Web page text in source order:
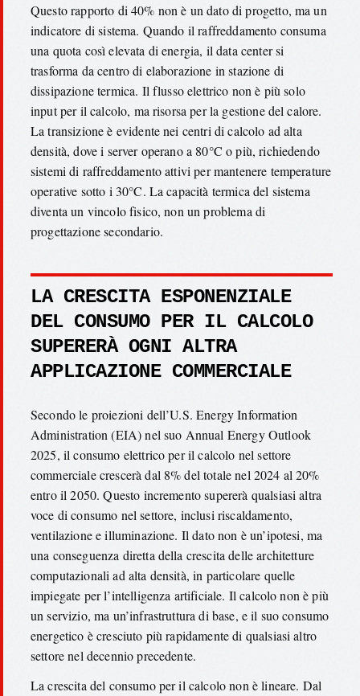
Questo rapporto di 40% non è un dato di progetto, ma un
indicatore di sistema. Quando il raffreddamento consuma
una quota così elevata di energia, il data center si
trasforma da centro di elaborazione in stazione di
dissipazione termica. Il flusso elettrico non è più solo
input per il calcolo, ma risorsa per la gestione del calore.
La transizione è evidente nei centri di calcolo ad alta
densità, dove i server operano a 80°C o più, richiedendo
sistemi di raffreddamento attivi per mantenere temperature
operative sotto i 30°C. La capacità termica del sistema
diventa un vincolo fisico, non un problema di
progettazione secondario.
LA CRESCITA ESPONENZIALE
DEL CONSUMO PER IL CALCOLO
SUPERERÀ OGNI ALTRA
APPLICAZIONE COMMERCIALE
Secondo le proiezioni dell’U.S. Energy Information
Administration (EIA) nel suo Annual Energy Outlook
2025, il consumo elettrico per il calcolo nel settore
commerciale crescerà dal 8% del totale nel 2024 al 20%
entro il 2050. Questo incremento supererà qualsiasi altra
voce di consumo nel settore, inclusi riscaldamento,
ventilazione e illuminazione. Il dato non è un’ipotesi, ma
una conseguenza diretta della crescita delle architetture
computazionali ad alta densità, in particolare quelle
impiegate per l’intelligenza artificiale. Il calcolo non è più
un servizio, ma un’infrastruttura di base, e il suo consumo
energetico è cresciuto più rapidamente di qualsiasi altro
settore nel decennio precedente.
La crescita del consumo per il calcolo non è lineare. Dal